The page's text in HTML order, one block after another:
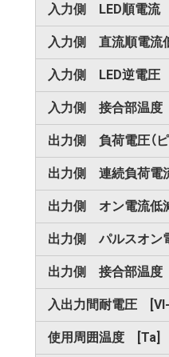
入力側 LED順電流
入力側 直流順電
入力側 LED逆電圧
入力側 接合部温
出力側 負荷電圧（ピ
出力側 連続負荷電流
出力側 オン電流
出力側 パルスオン
出力側 接合部温
入出力間耐電圧
使用周囲温度 [Ta]